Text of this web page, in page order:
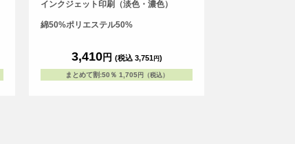
インクジェット印刷（淡色・濃色）
綿50%ポリエステル50%
3,410円 (税込 3,751円)
まとめて割:50％ 1,705円（税込）